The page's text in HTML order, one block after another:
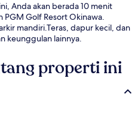
Anda akan berada 10 menit
PGM Golf Resort Okinawa.
mandiri.Teras, dapur kecil, dan
keunggulan lainnya.
properti ini